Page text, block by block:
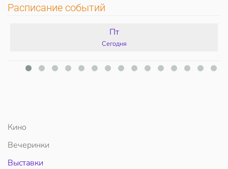
Расписание событий
Пт
Сегодня
Кино
Вечеринки
Выставки